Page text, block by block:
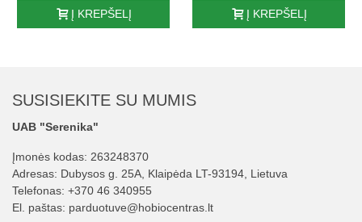
SUSISIEKITE SU MUMIS
UAB "Serenika"
Įmonės kodas: 263248370
Adresas: Dubysos g. 25A, Klaipėda LT-93194, Lietuva
Telefonas: +370 46 340955
El. paštas: parduotuve@hobiocentras.lt